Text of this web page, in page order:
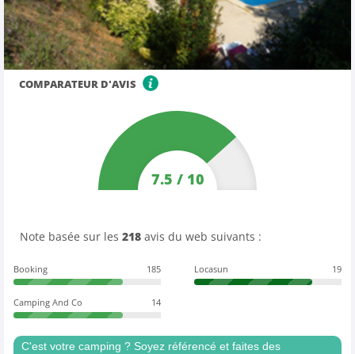
COMPARATEUR D'AVIS
7.5 / 10
Note basée sur les 218 avis du web suivants :
Booking 185 Locasun 19
Camping And Co 14
C'est votre camping ? Soyez référencé et faites des